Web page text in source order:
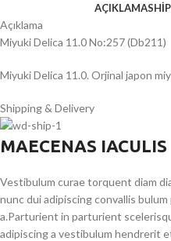
AÇIKLAMA
Açıklama
Miyuki Delica 11.0 No:257 (Db211)
Miyuki Delica 11.0. Orjinal japon
Shipping & Delivery
MAECENAS IACULIS
Vestibulum curae torquent diam
nunc dui adipiscing convallis
a.Parturient in parturient
adipiscing a vestibulum hendrerit